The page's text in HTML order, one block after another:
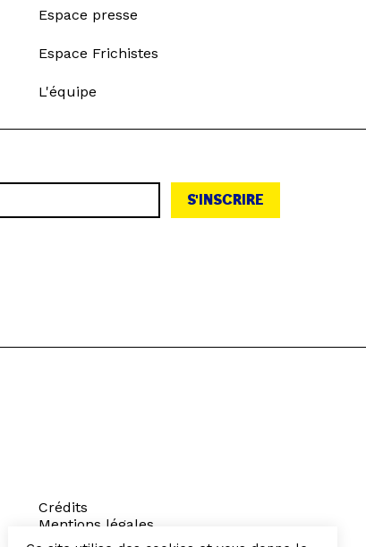
Espace presse
Espace Frichistes
L'équipe
S'INSCRIRE
Crédits
Mentions légales
Politique de confidentialité